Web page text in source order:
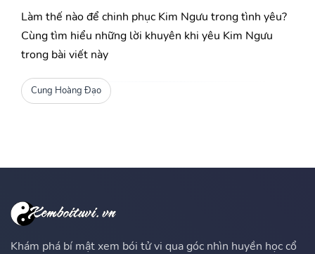
Làm thế nào để chinh phục Kim Ngưu trong tình yêu?
Cùng tìm hiểu những lời khuyên khi yêu Kim Ngưu
trong bài viết này
Cung Hoàng Đạo
Khám phá bí mật xem bói tử vi qua góc nhìn huyền học cổ